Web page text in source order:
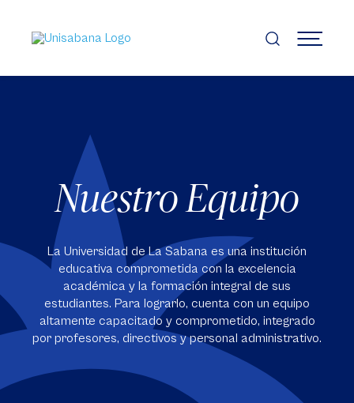
contenido
principal
MENÚ
Nuestro Equipo
La Universidad de La Sabana es una institución
educativa comprometida con la excelencia
académica y la formación integral de sus
estudiantes. Para lograrlo, cuenta con un equipo
altamente capacitado y comprometido, integrado
por profesores, directivos y personal administrativo.